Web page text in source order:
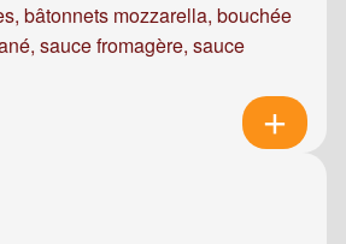
bâtonnets mozzarella, bouchée
sauce fromagère, sauce